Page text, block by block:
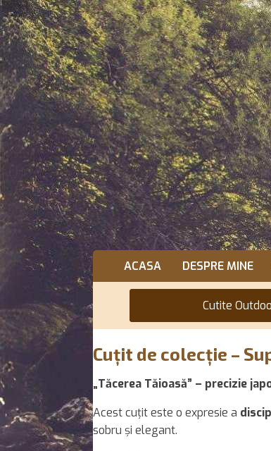
ACASA DESPRE MINE
Cutite
Cuțit de colecție –
„Tăcerea Tăioasă” – precizie
Acest cuțit este o expresie a
sobru și elegant.